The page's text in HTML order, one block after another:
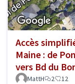
Accès
Maine : de
vers Bd du
MattH 2 12